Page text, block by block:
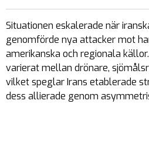
Situationen eskalerade när
genomförde nya attacker mot
amerikanska och regionala
varierat mellan drönare,
vilket speglar Irans etablerade
dess allierade genom